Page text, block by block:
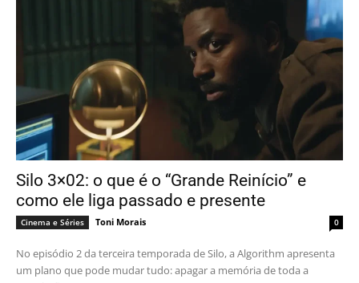
Silo 3×02: o que é o “Grande Reinício” e
como ele liga passado e presente
Cinema e Séries Toni Morais 0
No episódio 2 da terceira temporada de Silo, a Algorithm apresenta
um plano que pode mudar tudo: apagar a memória de toda a